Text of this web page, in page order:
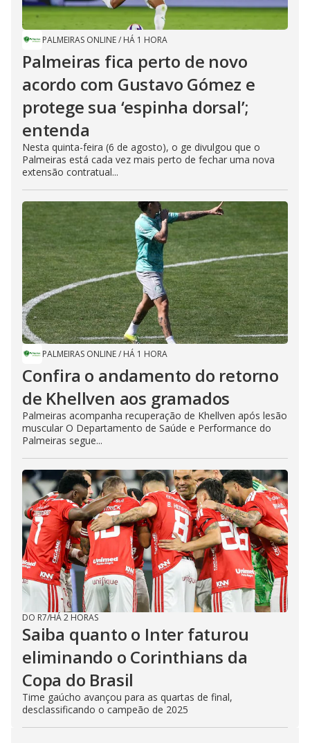
PALMEIRAS ONLINE/ HÁ 1 HORA
Palmeiras fica perto de novo
acordo com Gustavo Gómez e
protege sua ‘espinha dorsal’;
entenda
Nesta quinta-feira (6 de agosto), o ge divulgou que o
Palmeiras está cada vez mais perto de fechar uma nova
extensão contratual...
PALMEIRAS ONLINE/ HÁ 1 HORA
Confira o andamento do retorno
de Khellven aos gramados
Palmeiras acompanha recuperação de Khellven após lesão
muscular O Departamento de Saúde e Performance do
Palmeiras segue...
DO R7/HÁ 2 HORAS
Saiba quanto o Inter faturou
eliminando o Corinthians da
Copa do Brasil
Time gaúcho avançou para as quartas de final,
desclassificando o campeão de 2025